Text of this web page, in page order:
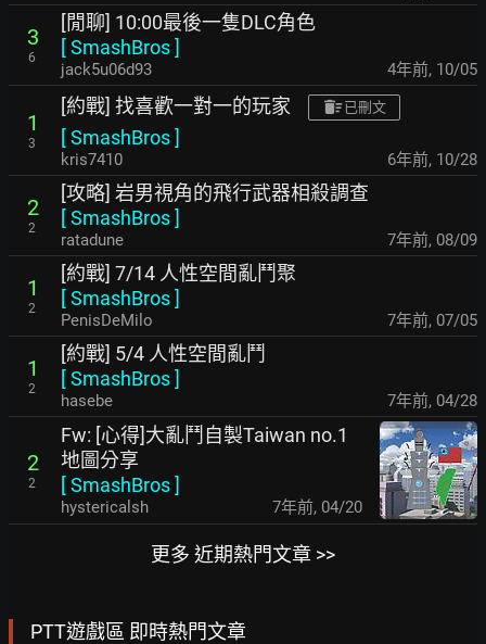
3
6
[閒聊] 10:00最後一隻DLC角色
[SmashBros]
jack5u06d93 4年前, 10/05
1
3
[約戰] 找喜歡一對一的玩家 已刪文
[SmashBros]
kris7410 6年前, 10/28
2
2
[攻略] 岩男視角的飛行武器相殺調查
[SmashBros]
ratadune 7年前, 08/09
1
2
[約戰] 7/14 人性空間亂鬥聚
[SmashBros]
PenisDeMilo 7年前, 07/05
1
2
[約戰] 5/4 人性空間亂鬥
[SmashBros]
hasebe 7年前, 04/28
2
2
Fw: [心得]大亂鬥自製Taiwan no.1
地圖分享
[SmashBros]
hystericalsh 7年前, 04/20
更多 近期熱門文章 >>
PTT遊戲區 即時熱門文章